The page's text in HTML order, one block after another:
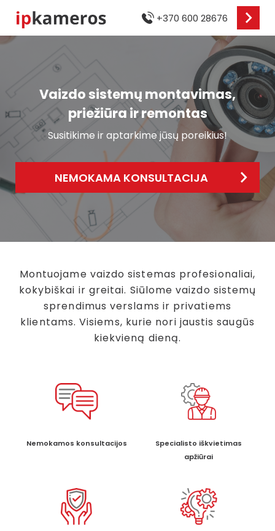
+370 600 28676
Vaizdo sistemų montavimas,
priežiūra ir remontas
Susitikime ir aptarkime jūsų poreikius!
NEMOKAMA KONSULTACIJA
Montuojame vaizdo sistemas profesionaliai,
kokybiškai ir greitai. Siūlome vaizdo sistemų
sprendimus verslams ir privatiems
klientams. Visiems, kurie nori jaustis saugūs
kiekvieną dieną.
Nemokamos konsultacijos
Specialisto iškvietimas
apžiūrai